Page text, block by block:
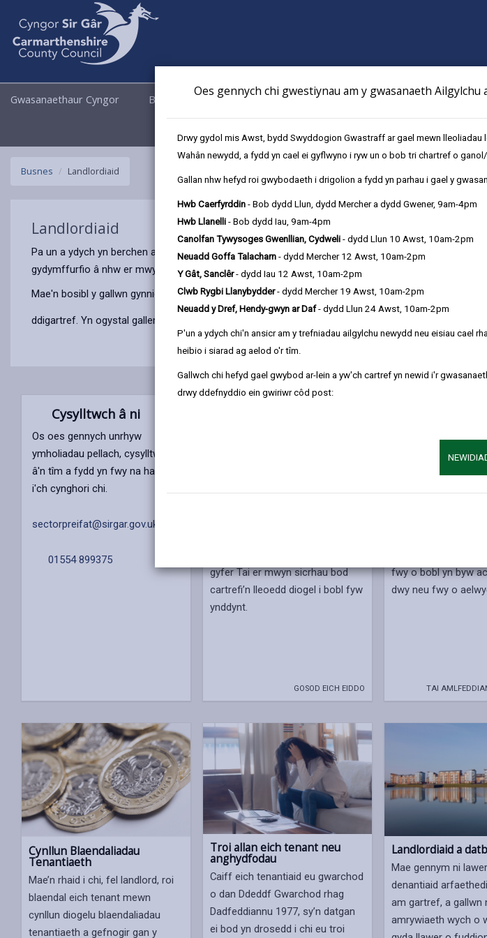
Oes gennych chi gwestiynau am y gwasanaeth Ailgylchu
Drwy gydol mis Awst, bydd Swyddogion Gwastraff ar gael mewn lleoliadau
Wahân newydd, a fydd yn cael ei gyflwyno i ryw un o bob tri chartref o
Gallan nhw hefyd roi gwybodaeth i drigolion a fydd yn parhau i gael y
Hwb Caerfyrddin - Bob dydd Llun, dydd Mercher a dydd Gwener, 9am-4pm
Hwb Llanelli - Bob dydd Iau, 9am-4pm
Canolfan Tywysoges Gwenllian, Cydweli - dydd Llun 10 Awst, 10am-2pm
Neuadd Goffa Talacharn - dydd Mercher 12 Awst, 10am-2pm
Y Gât, Sanclêr- dydd Iau 12 Awst, 10am-2pm
Clwb Rygbi Llanybydder- dydd Mercher 19 Awst, 10am-2pm
Neuadd y Dref, Hendy-gwyn ar Daf- dydd Llun 24 Awst, 10am-2pm
P'un a ydych chi'n ansicr am y trefniadau ailgylchu newydd neu eisiau cael
heibio i siarad ag aelod o'r tîm.
Gallwch chi hefyd gael gwybod ar-lein a yw'ch cartref yn newid i'r
drwy ddefnyddio ein gwiriwr côd post:
Gwasanaethaur Cyngor Busnes Cyngor a Democratiaeth Newyddion
Fy Nghyfrifon
Busnes Landlordiaid
Landlordiaid
Pa un a ydych yn berchen ar gartref yr hoffech ei rentu, neu'n edrych ar fuddsoddi mewn eiddo
gydymffurfio â nhw er mwyn rhentu'n ddiogel i denantiaid.
Mae'n bosibl y gallwn gynnig cymhellion ichi yn gyfnewid am ddarparu tai fforddiadwy o safon i
ddigartref. Yn ogystal gallem eich helpu i reoli eich eiddo a'ch tenantiaethau drwy ein
Cysylltwch â ni
Os oes gennych unrhyw
ymholiadau pellach, cysylltwch
â'n tîm a fydd yn fwy na hapus
i'ch cynghori chi.
sectorpreifat@sirgar.gov.uk
01554 899375
gyfer Tai er mwyn sicrhau bod
cartrefi’n lleoedd diogel i bobl fyw
ynddynt.
GOSOD EICH EIDDO
fwy o bobl yn byw
dwy neu fwy o
TAI
Cynllun Blaendaliadau
Tenantiaeth
Mae’n rhaid i chi, fel landlord, roi
blaendal eich tenant mewn
cynllun diogelu blaendaliadau
tenantiaeth a gefnogir gan y
Troi allan eich tenant neu
anghydfodau
Caiff eich tenantiaid eu gwarchod
o dan Ddeddf Gwarchod rhag
Dadfeddiannu 1977, sy’n datgan
ei bod yn drosedd i chi eu troi
Landlordiaid a
Mae gennym ni
denantiaid
am gartref, a gallwn
amrywiaeth wych o